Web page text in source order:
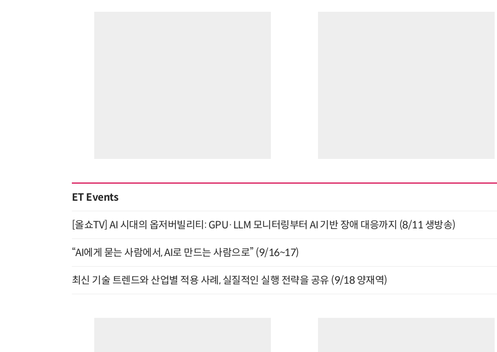
ET Events
[올쇼TV] AI 시대의 옵저버빌리티: GPU·LLM 모니터링부터 AI 기반 장애 대응까지 (8/11 생방송)
“AI에게 묻는 사람에서, AI로 만드는 사람으로” (9/16~17)
최신 기술 트렌드와 산업별 적용 사례, 실질적인 실행 전략을 공유 (9/18 양재역)